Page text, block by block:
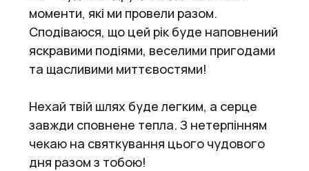
моменти, які ми провели разом.
Сподіваюся, що цей рік буде наповнений
яскравими подіями, веселими пригодами
та щасливими миттєвостями!
Нехай твій шлях буде легким, а серце
завжди сповнене тепла. З нетерпінням
чекаю на святкування цього чудового
дня разом з тобою!